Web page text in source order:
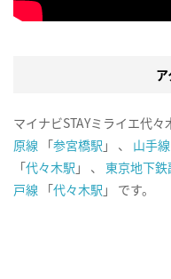
マイナビSTAYミライエ代
原線 「参宮橋駅 」 、 山手線
「代々木駅 」 、 東京地下
戸線 「代々木駅 」 です。